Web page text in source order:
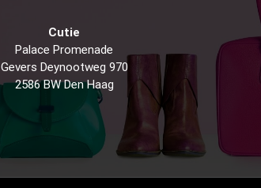
Cutie
Palace Promenade
Gevers Deynootweg 970
2586 BW Den Haag